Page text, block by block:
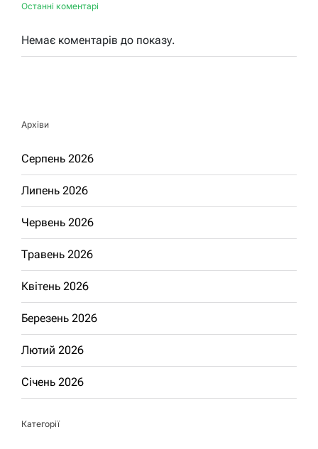
Останні коментарі
Немає коментарів до показу.
Архіви
Серпень 2026
Липень 2026
Червень 2026
Травень 2026
Квітень 2026
Березень 2026
Лютий 2026
Січень 2026
Категорії